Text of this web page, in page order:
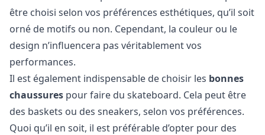
être choisi selon vos préférences esthétiques, qu’il soit
orné de motifs ou non. Cependant, la couleur ou le
design n’influencera pas véritablement vos
performances.
Il est également indispensable de choisir les bonnes
chaussures pour faire du skateboard. Cela peut être
des baskets ou des sneakers, selon vos préférences.
Quoi qu’il en soit, il est préférable d’opter pour des